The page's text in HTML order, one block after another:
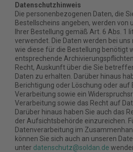
Datenschutzhinweis
Die personenbezogenen Daten, die
Bestellscheins angeben, werden von
Ihrer Bestellung gemäß Art. 6 Abs. 1
verwendet. Die Daten werden bei
wie diese für die Bestellung benötigt
entsprechende
Recht, Auskunft über die Sie
Daten zu erhalten. Darüber hinaus
Berichtigung oder Löschung oder auf
Verarbeitung sowie ein
Verarbeitung sowie das Recht auf
Darüber hinaus haben Sie auch das
der Aufsichtsbehörde einzureichen.
Datenverarbeitung im
können Sie sich auch an unseren
unter datenschutz@soldan.de